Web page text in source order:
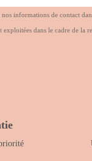
informations de contact
dans le cadre de la